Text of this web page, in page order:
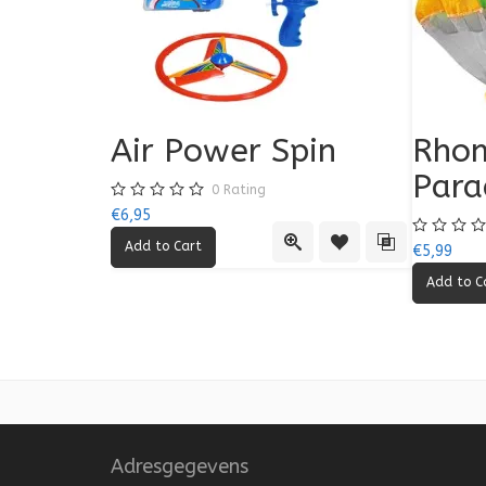
Quick ViewAdd to Wishlist
Add to
Air Power Spin
0 Rating
€6,95
€5,99
Adresgegevens